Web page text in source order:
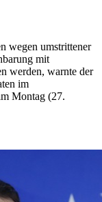
wegen umstrittener
mit
werden, warnte der
im
Montag (27.